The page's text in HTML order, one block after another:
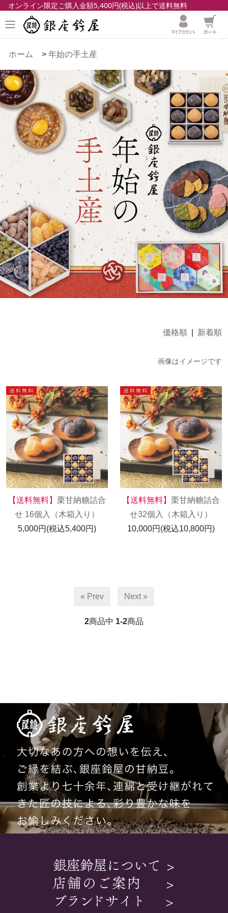
オンライン限定ご購入金額5,400円(税込)以上で送料無料
ホーム > 年始の手土産
価格順 新着順
画像はイメージです
【送料無料】 栗甘納糖詰合
せ 16個入（木箱入り）
5,000円(税込5,400円)
【送料無料】 栗甘納糖詰合
せ32個入（木箱入り）
10,000円(税込10,800円)
« Prev Next »
2商品中 1-2商品